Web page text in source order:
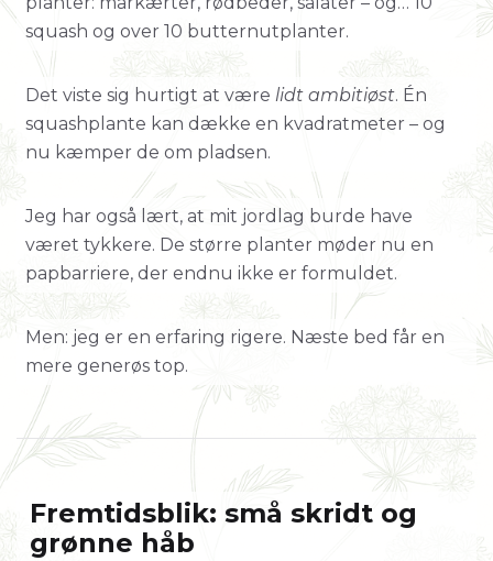
squash og over 10 butternutplanter.
Det viste sig hurtigt at være lidt ambitiøst. Én
squashplante kan dække en kvadratmeter – og
nu kæmper de om pladsen.
Jeg har også lært, at mit jordlag burde have
været tykkere. De større planter møder nu en
papbarriere, der endnu ikke er formuldet.
Men: jeg er en erfaring rigere. Næste bed får en
mere generøs top.
Fremtidsblik: små skridt og
grønne håb